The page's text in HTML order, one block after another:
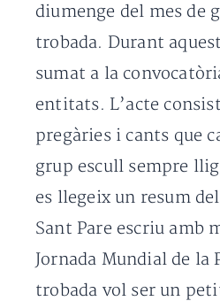
diumenge del mes de
trobada. Durant
sumat a la
entitats. L’acte
pregàries i cants que
grup escull sempre
es llegeix un resum
Sant Pare escriu amb
Jornada Mundial de la
trobada vol ser un